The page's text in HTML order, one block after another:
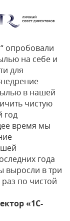
опробовали
на себе и
для
в нашей
чистую
год
время мы
года
выросли в три
по чистой
«1С-